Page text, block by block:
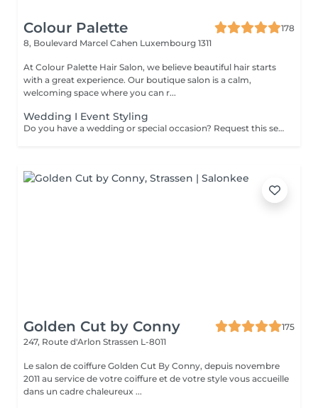
Colour Palette
178
8, Boulevard Marcel Cahen Luxembourg 1311
At Colour Palette Hair Salon, we believe beautiful hair starts
with a great experience. Our boutique salon is a calm,
welcoming space where you can r...
Wedding I Event Styling
Do you have a wedding or special occasion? Request this service by email and include photos of your current hair and desired look
Golden Cut by Conny
175
247, Route d'Arlon Strassen L-8011
Le salon de coiffure Golden Cut By Conny, depuis novembre
2011 au service de votre coiffure et de votre style vous accueille
dans un cadre chaleureux ...